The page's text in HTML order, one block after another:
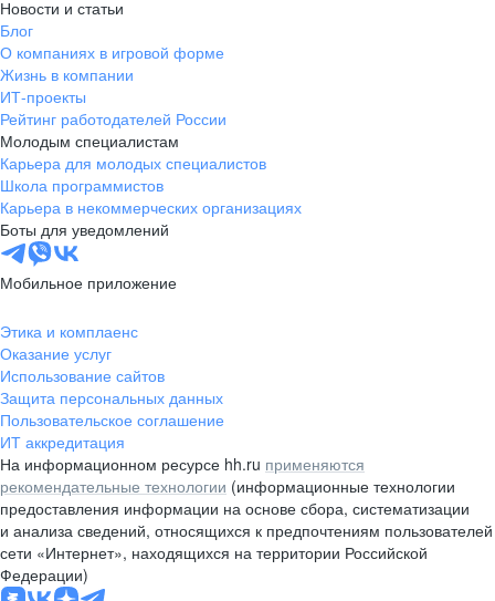
Новости и статьи
Блог
О компаниях в игровой форме
Жизнь в компании
ИТ-проекты
Рейтинг работодателей России
Молодым специалистам
Карьера для молодых специалистов
Школа программистов
Карьера в некоммерческих организациях
Боты для уведомлений
Мобильное приложение
Этика и комплаенс
Оказание услуг
Использование сайтов
Защита персональных данных
Пользовательское соглашение
ИТ аккредитация
На информационном ресурсе hh.ru применяются
рекомендательные технологии (информационные технологии
предоставления информации на основе сбора, систематизации
и анализа сведений, относящихся к предпочтениям пользователей
сети «Интернет», находящихся на территории Российской
Федерации)